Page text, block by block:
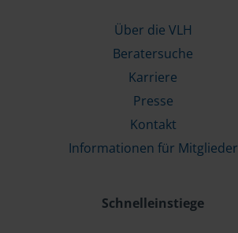
Über die VLH
Beratersuche
Karriere
Presse
Kontakt
Informationen für Mitglieder
Schnelleinstiege